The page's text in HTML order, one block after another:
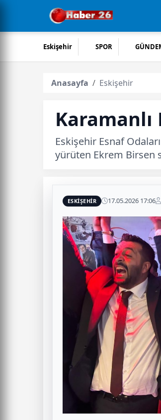
Eskişehir SPOR
Anasayfa Eskişehir
Karamanlı
Eskişehir Esnaf
yürüten Ekrem Birsen
ESKIŞEHIR 17.05.2026 17:06